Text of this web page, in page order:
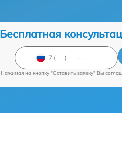
Бесплатная
Нажимая на кнопку "Оставить заявку" Вы